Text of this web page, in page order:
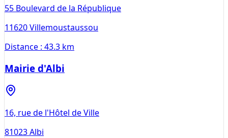
55 Boulevard de la République
11620Villemoustaussou
Distance : 43.3 km
Mairie d'Albi
16, rue de l'Hôtel de Ville
81023Albi